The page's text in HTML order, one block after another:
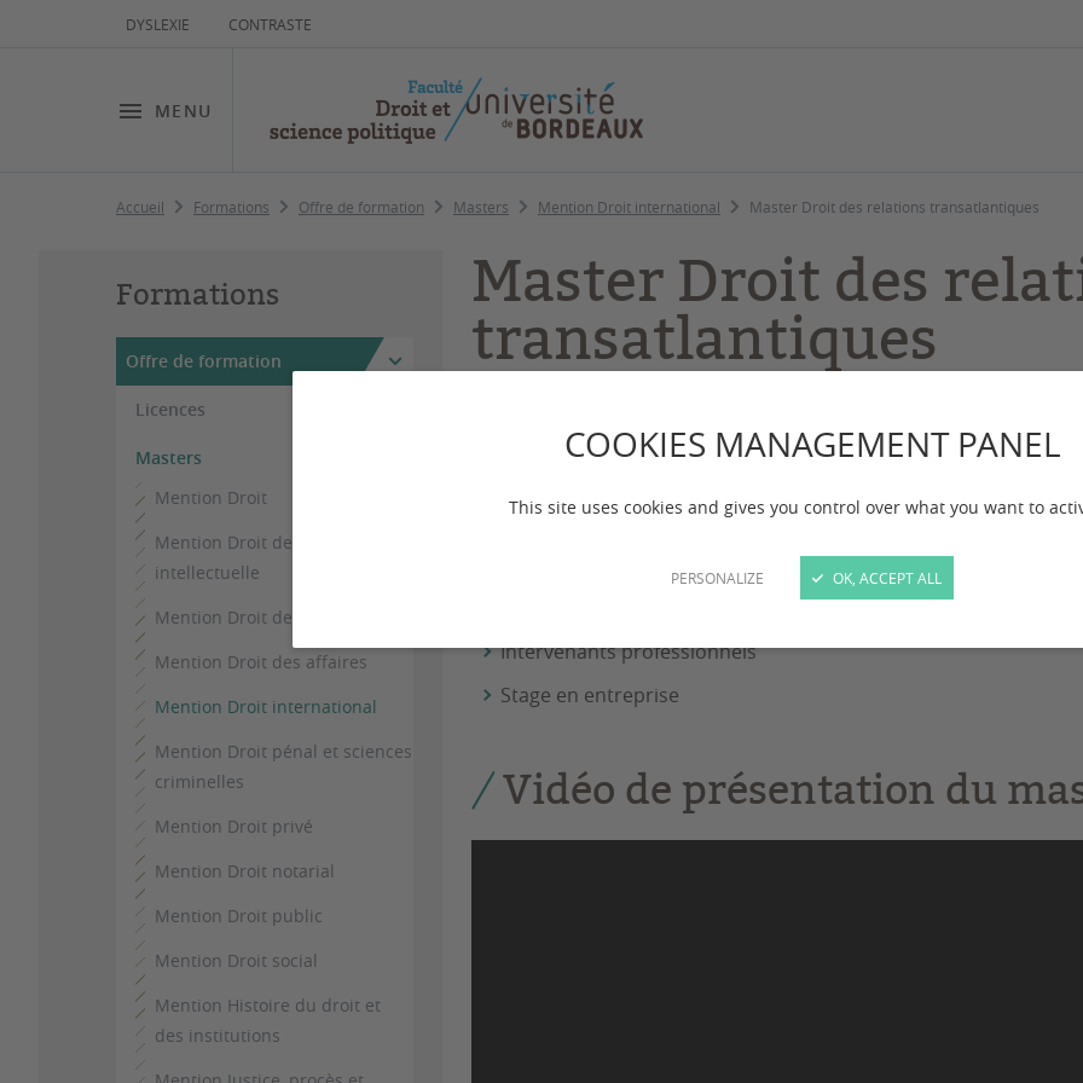
COOKIES MANAGEMENT PANEL
This site uses cookies and gives you control over what you want to
PERSONALIZE OK, ACCEPT ALL
DYSLEXIE CONTRASTE
MENU
Accueil Formations Offre de formation Masters Mention Droit international Master Droit des relations transatlantiques
Formations
Offre de formation
Licences
Masters
Mention Droit
Mention Droit de la propriété
intellectuelle
Mention Droit de la santé
Mention Droit des affaires
Mention Droit international
Mention Droit pénal et sciences
criminelles
Mention Droit privé
Mention Droit notarial
Mention Droit public
Mention Droit social
Mention Histoire du droit et
des institutions
Master Droit des
transatlantiques
Dernière mise à jour :le 10/07/2026
POINTS FORTS DE LA
Intervenants professionnels
Stage en entreprise
Vidéo de présentation du